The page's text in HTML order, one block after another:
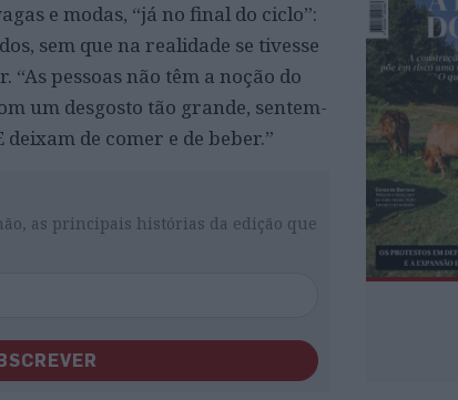
e modas, “já no final do ciclo”:
sem que na realidade se tivesse
“As pessoas não têm a noção do
um desgosto tão grande, sentem-
de comer e de beber.”
as principais histórias da edição que